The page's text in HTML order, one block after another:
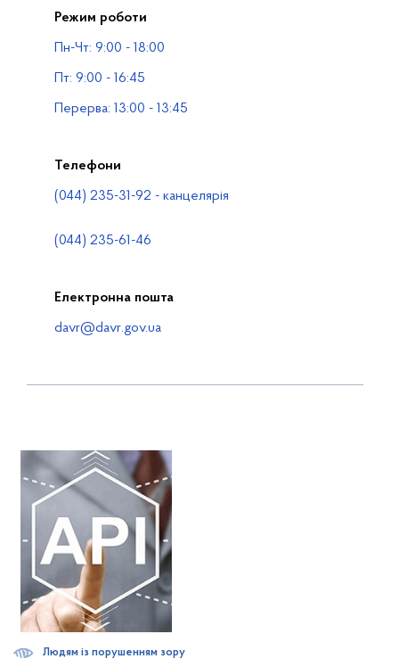
Публічна інформація
Водогосподарські організації
Режим роботи
Пн-Чт: 9:00 - 18:00
Пт: 9:00 - 16:45
Перерва: 13:00 - 13:45
Телефони
(044) 235-31-92 - канцелярія
(044) 235-61-46
Електронна пошта
davr@davr.gov.ua
Людям із порушенням зору